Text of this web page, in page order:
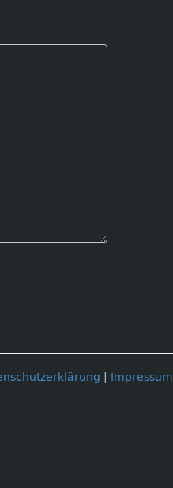
Impressum